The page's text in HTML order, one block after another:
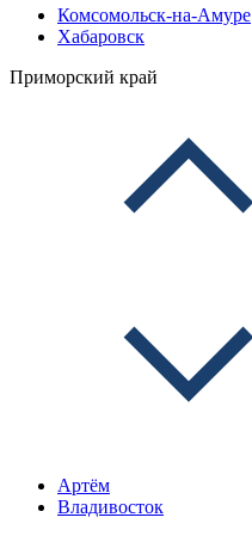
Комсомольск-на-Амуре
Хабаровск
Приморский край
Артём
Владивосток